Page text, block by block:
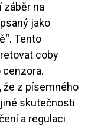
záběr na
jako
Tento
coby
že z písemného
skutečnosti
a regulaci